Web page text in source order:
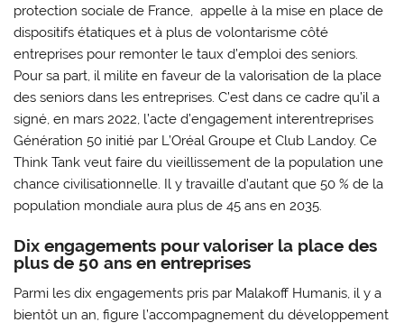
protection sociale de France, appelle à la mise en place de
dispositifs étatiques et à plus de volontarisme côté
entreprises pour remonter le taux d’emploi des seniors.
Pour sa part, il milite en faveur de la valorisation de la place
des seniors dans les entreprises. C’est dans ce cadre qu’il a
signé, en mars 2022, l’acte d’engagement interentreprises
Génération 50 initié par L’Oréal Groupe et Club Landoy. Ce
Think Tank veut faire du vieillissement de la population une
chance civilisationnelle. Il y travaille d’autant que 50 % de la
population mondiale aura plus de 45 ans en 2035.
Dix engagements pour valoriser la place des
plus de 50 ans en entreprises
Parmi les dix engagements pris par Malakoff Humanis, il y a
bientôt un an, figure l’accompagnement du développement